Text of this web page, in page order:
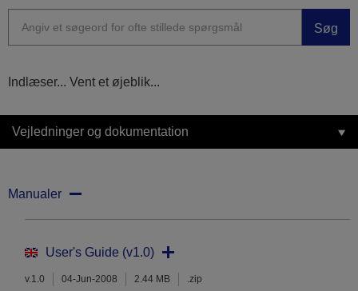
Søg
Indlæser... Vent et øjeblik...
Vejledninger og dokumentation
Manualer
User's Guide (v1.0)
v.1.0 04-Jun-2008 2.44 MB .zip